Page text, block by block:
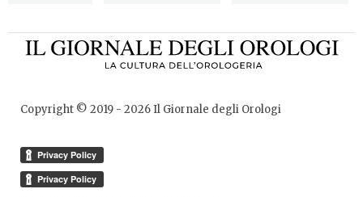
Copyright © 2019 - 2026Il Giornale degli Orologi